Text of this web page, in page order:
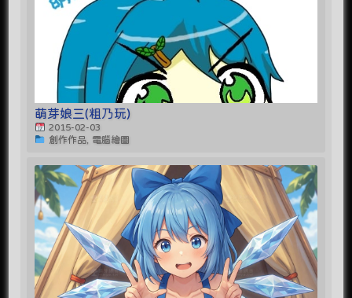
萌芽娘三(粗乃玩)
2015-02-03
創作作品, 電腦繪圖